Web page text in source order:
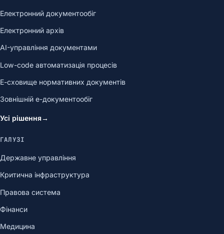
Електронний документообіг
Електронний архів
AI-управління документами
Low-code автоматизація процесів
Е-сховище нормативних документів
Зовнішній е-документообіг
Усі рішення→
ГАЛУЗІ
Державне управління
Критична інфраструктура
Правова система
Фінанси
Медицина